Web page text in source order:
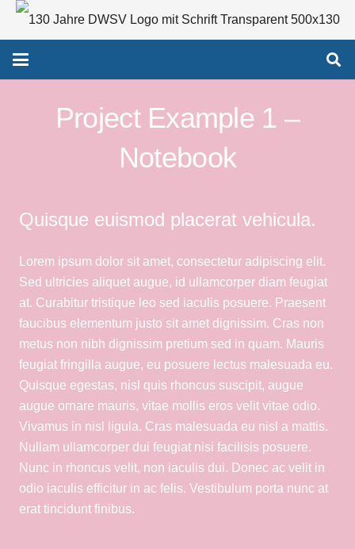
Project Example 1 –
Notebook
Quisque euismod placerat vehicula.
Lorem ipsum dolor sit amet, consectetur adipiscing elit.
Sed ultricies aliquet augue, id ullamcorper diam feugiat
at. Curabitur tristique leo sed iaculis posuere. Praesent
faucibus elementum justo sit amet dignissim. Cras non
metus non nibh dignissim pretium sed in quam. Mauris
feugiat fringilla augue, eu posuere lectus malesuada eu.
Quisque egestas, nisl quis rhoncus suscipit, augue
augue ornare mauris, vitae mollis eros velit vitae odio.
Vivamus in nisl ligula. Cras malesuada eu nisl a mattis.
Nullam ullamcorper dui feugiat nisi facilisis posuere.
Nunc in rhoncus velit, non iaculis dui. Donec ac velit in
odio iaculis efficitur in ac felis. Vestibulum porta nunc at
erat tincidunt finibus.